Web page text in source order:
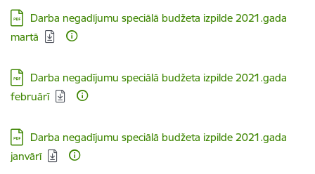
Lejupielādēt:
Darba negadījumu speciālā budžeta izpilde 2021.gada
martā
Lejupielādēt:
Darba negadījumu speciālā budžeta izpilde 2021.gada
februārī
Lejupielādēt:
Darba negadījumu speciālā budžeta izpilde 2021.gada
janvārī